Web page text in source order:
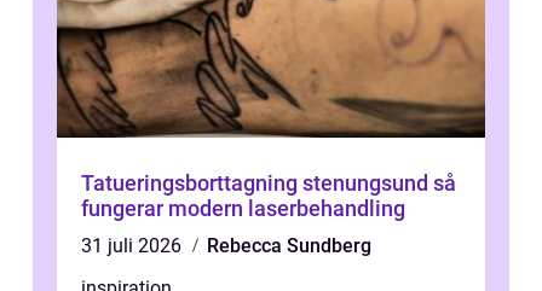
Tatueringsborttagning stenungsund så
fungerar modern laserbehandling
31 juli 2026
Rebecca Sundberg